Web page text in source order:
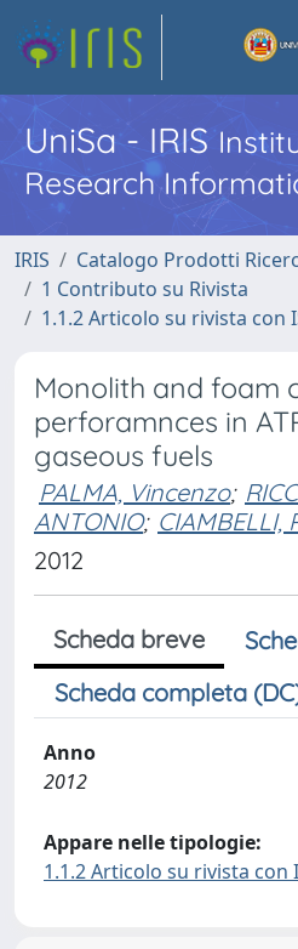
UniSa - IRIS
Research
IRIS
Catalogo Prodotti
1 Contributo su Rivista
1.1.2 Articolo su rivista con
Monolith and foam
perforamnces in
gaseous fuels
PALMA, Vincenzo;
ANTONIO; CIAMBELLI,
2012
Scheda breve
Scheda completa
Anno
2012
Appare nelle tipologie:
1.1.2 Articolo su rivista con